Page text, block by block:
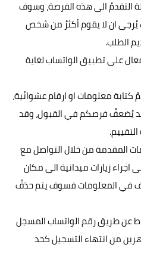
الى هذه الفرصة، وسوف
يُرجى ان لا يقوم أكثرُ من شخص
الطلب.
على تطبيق الواتساب لغاية
كتابة معلومات او ارقام عشوائية،
يُضعفُ فرصكم في القبول، وقد
المقدمة من خلال التواصل مع
اجراء زيارات ميدانية الى مكان
في المعلومات فسوف يتم حذفُ
عن طريق رقم الواتساب المسجل
من انتهاء التسجيل كحد